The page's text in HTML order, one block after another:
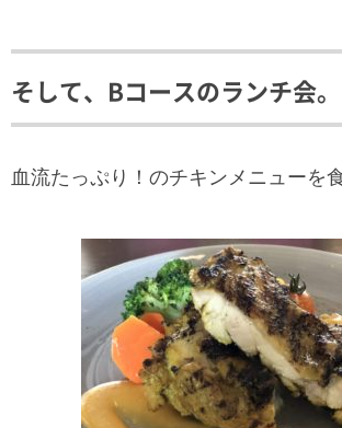
そして、Bコースのランチ会。
血流たっぷり！のチキンメニューを